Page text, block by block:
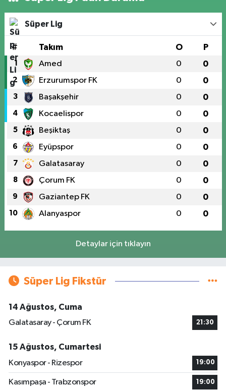
Süper Lig
# Takım O P
1 Amed 0 0
2 Erzurumspor FK 0 0
3 Başakşehir 0 0
4 Kocaelispor 0 0
5 Beşiktaş 0 0
6 Eyüpspor 0 0
7 Galatasaray 0 0
8 Çorum FK 0 0
9 Gaziantep FK 0 0
10 Alanyaspor 0 0
Detaylar için tıklayın
Süper Lig Fikstür
14 Ağustos, Cuma
Galatasaray - Çorum FK
21:30
15 Ağustos, Cumartesi
Konyaspor - Rizespor
19:00
Kasımpaşa - Trabzonspor 19:00